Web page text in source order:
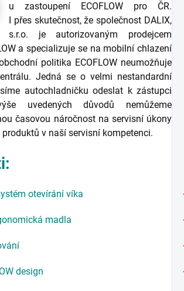
u zastoupení ECOFLOW pro ČR.
I přes skutečnost, že společnost DALIX,
s.r.o. je autorizovaným prodejcem
a specializuje se na mobilní chlazení
politika ECOFLOW neumožňuje
Jedná se o velmi nestandardní
autochladničku odeslat k zástupci
uvedených důvodů nemůžeme
časovou náročnost na servisní úkony
v naší servisní kompetenci.
otevírání víka
madla
design